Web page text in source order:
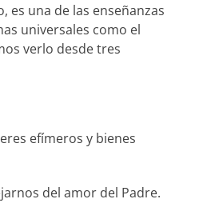
es una de las enseñanzas
universales como el
verlo desde tres
efímeros y bienes
del amor del Padre.